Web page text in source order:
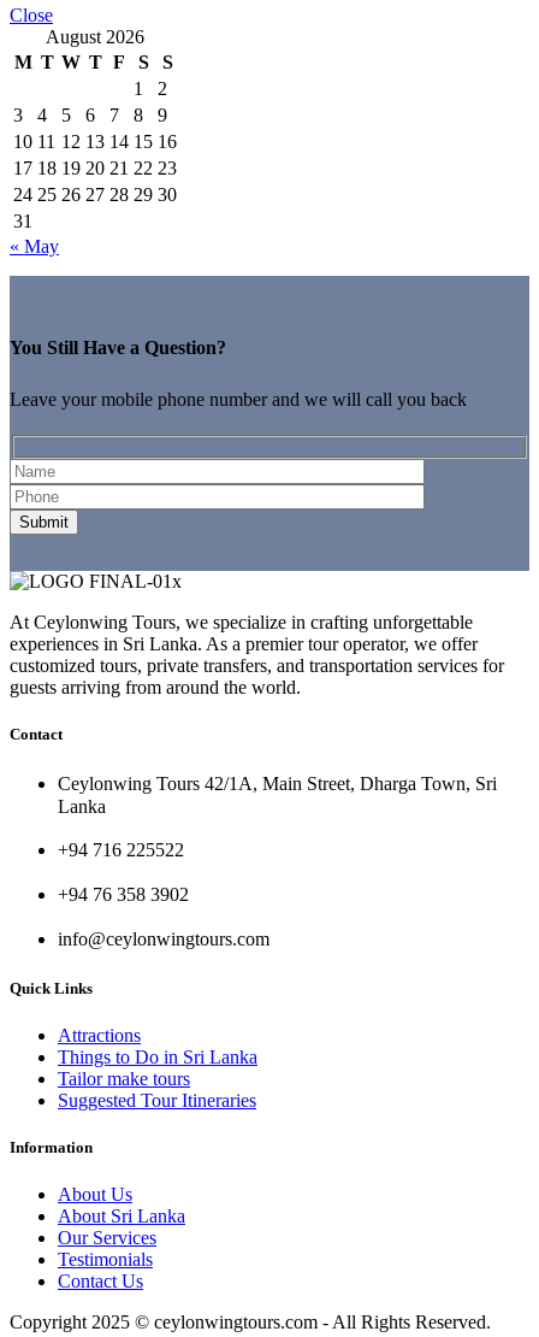
Close
August 2026
M T W T F S
S
1
2
3
4 5 6 7 8
9
10 11 12 13 14 15 16
17 18 19 20 21 22 23
24 25 26 27 28 29 30
31
« May
You Still Have a Question?
Leave your mobile phone number and we will call you back
At Ceylonwing Tours, we specialize in crafting unforgettable
experiences in Sri Lanka. As a premier tour operator, we offer
customized tours, private transfers, and transportation services for
guests arriving from around the world.
Contact
Ceylonwing Tours 42/1A, Main Street, Dharga Town, Sri
Lanka
+94 716 225522
+94 76 358 3902
info@ceylonwingtours.com
Quick Links
Attractions
Things to Do in Sri Lanka
Tailor make tours
Suggested Tour Itineraries
Information
About Us
About Sri Lanka
Our Services
Testimonials
Contact Us
Copyright 2025 © ceylonwingtours.com - All Rights Reserved.